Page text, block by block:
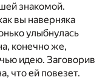
знакомой.
вы наверняка
улыбнулась
конечно же,
идею. Заговорив
что ей повезет.